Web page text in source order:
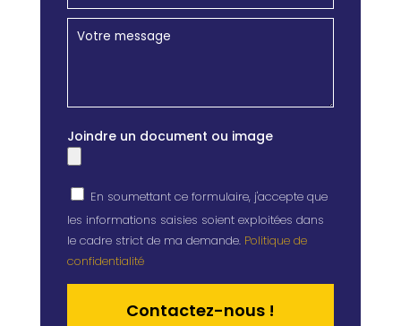
Joindre un document ou image
En soumettant ce formulaire, j'accepte que
les informations saisies soient exploitées dans
le cadre strict de ma demande. Politique de
confidentialité